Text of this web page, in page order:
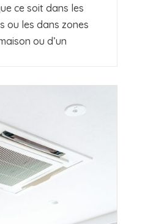
ce soit dans les
ou les dans zones
ou d’un